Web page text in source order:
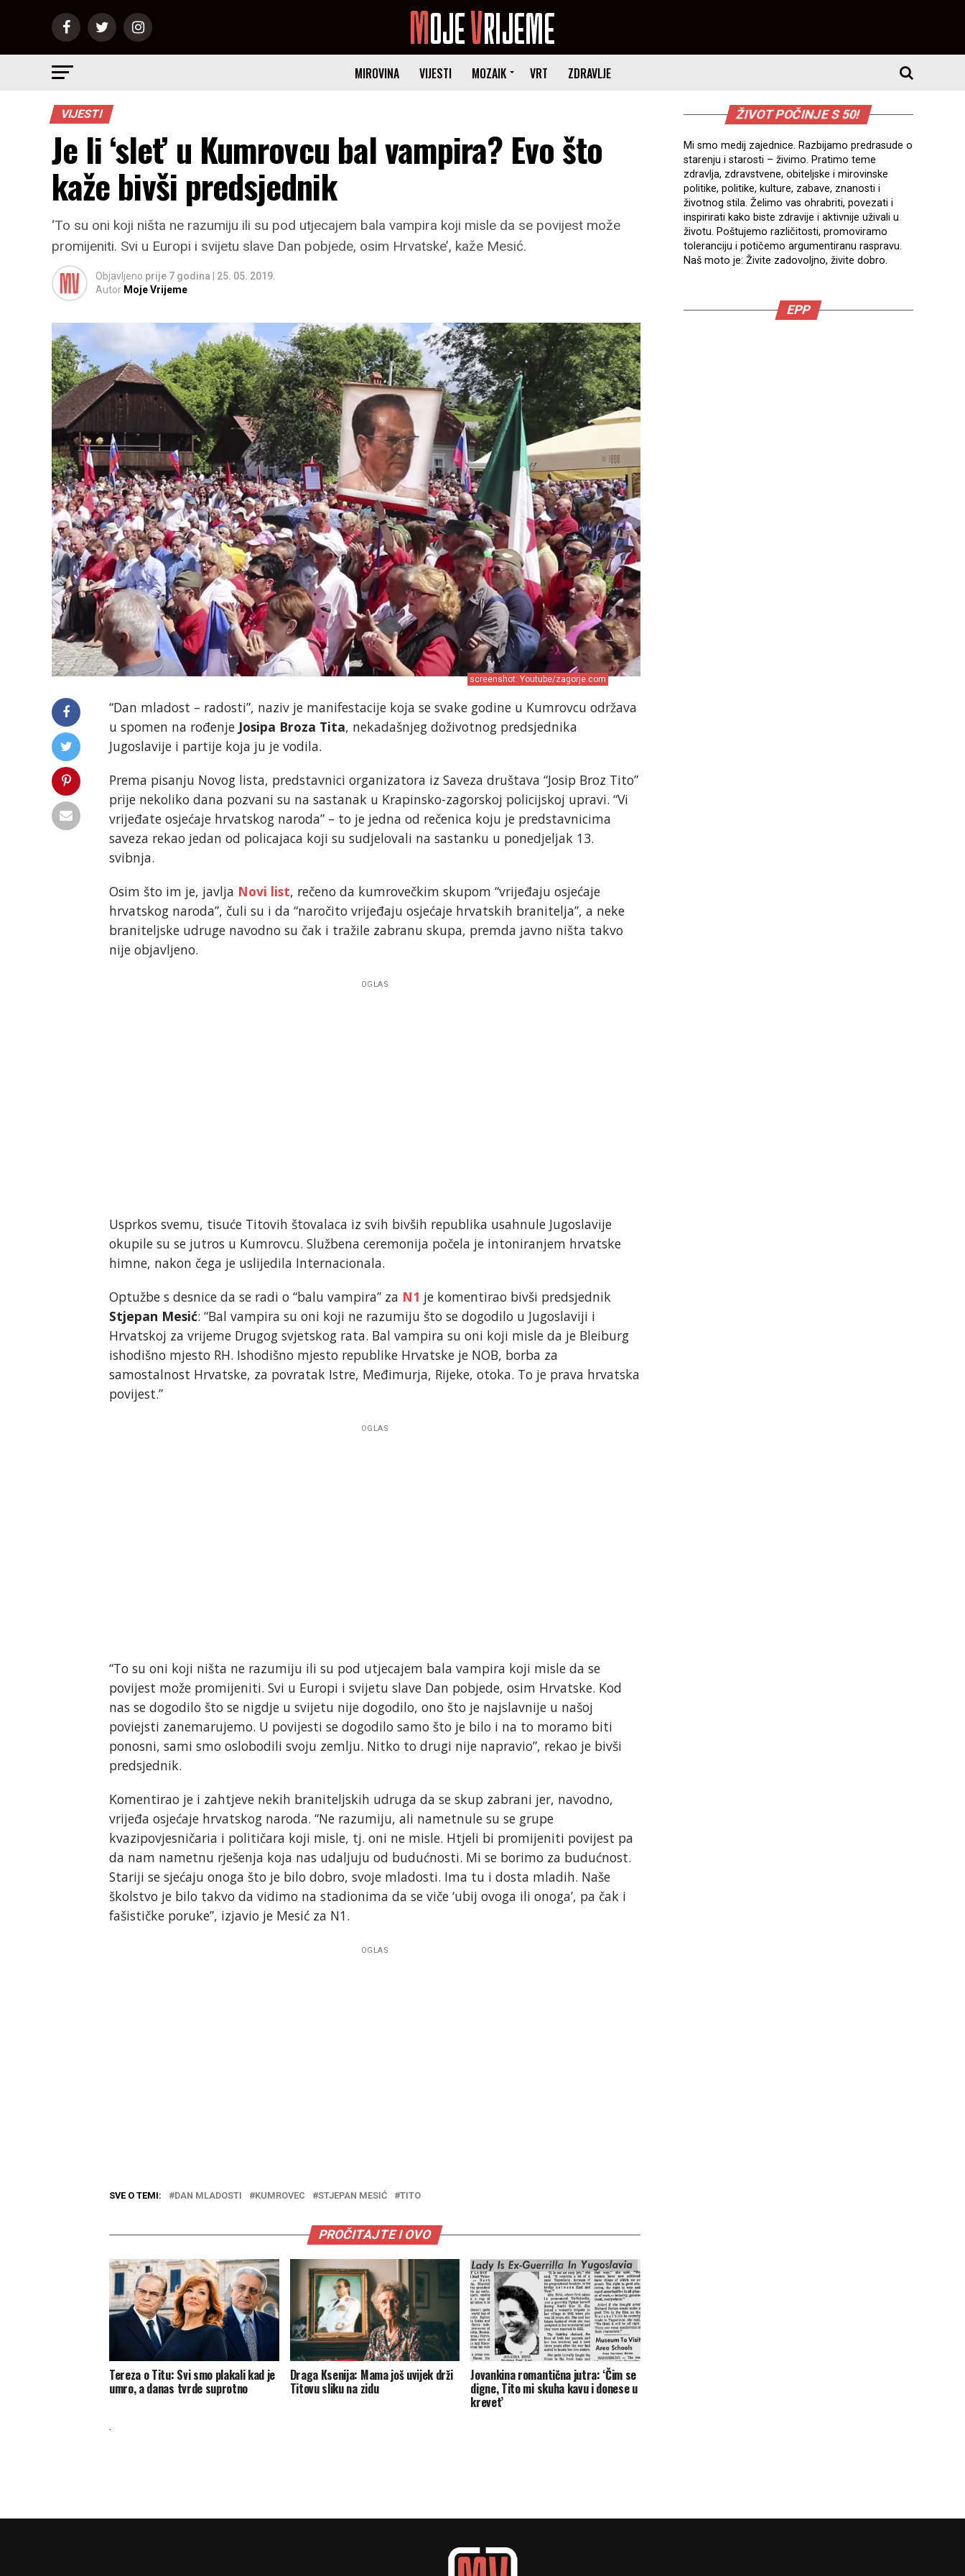
MIROVINA VIJESTI MOZAIK VRT ZDRAVLJE
VIJESTI
Je li ‘slet’ u Kumrovcu bal vampira? Evo što
kaže bivši predsjednik
‘To su oni koji ništa ne razumiju ili su pod utjecajem bala vampira koji misle da se povijest može
promijeniti. Svi u Europi i svijetu slave Dan pobjede, osim Hrvatske’, kaže Mesić.
Objavljeno prije 7 godina
25. 05. 2019.
Autor Moje Vrijeme
screenshot: Youtube/zagorje.com
“Dan mladost – radosti”, naziv je manifestacije koja se svake godine u Kumrovcu održava
u spomen na rođenje Josipa Broza Tita, nekadašnjeg doživotnog predsjednika
Jugoslavije i partije koja ju je vodila.
Prema pisanju Novog lista, predstavnici organizatora iz Saveza društava “Josip Broz Tito”
prije nekoliko dana pozvani su na sastanak u Krapinsko-zagorskoj policijskoj upravi. “Vi
vrijeđate osjećaje hrvatskog naroda” – to je jedna od rečenica koju je predstavnicima
saveza rekao jedan od policajaca koji su sudjelovali na sastanku u ponedjeljak 13.
svibnja.
Osim što im je, javlja Novi list, rečeno da kumrovečkim skupom “vrijeđaju osjećaje
hrvatskog naroda”, čuli su i da “naročito vrijeđaju osjećaje hrvatskih branitelja”, a neke
braniteljske udruge navodno su čak i tražile zabranu skupa, premda javno ništa takvo
nije objavljeno.
OGLAS
Usprkos svemu, tisuće Titovih štovalaca iz svih bivših republika usahnule Jugoslavije
okupile su se jutros u Kumrovcu. Službena ceremonija počela je intoniranjem hrvatske
himne, nakon čega je uslijedila Internacionala.
Optužbe s desnice da se radi o “balu vampira” za N1 je komentirao bivši predsjednik
Stjepan Mesić: “Bal vampira su oni koji ne razumiju što se dogodilo u Jugoslaviji i
Hrvatskoj za vrijeme Drugog svjetskog rata. Bal vampira su oni koji misle da je Bleiburg
ishodišno mjesto RH. Ishodišno mjesto republike Hrvatske je NOB, borba za
samostalnost Hrvatske, za povratak Istre, Međimurja, Rijeke, otoka. To je prava hrvatska
povijest.”
OGLAS
“To su oni koji ništa ne razumiju ili su pod utjecajem bala vampira koji misle da se
povijest može promijeniti. Svi u Europi i svijetu slave Dan pobjede, osim Hrvatske. Kod
nas se dogodilo što se nigdje u svijetu nije dogodilo, ono što je najslavnije u našoj
poviejsti zanemarujemo. U povijesti se dogodilo samo što je bilo i na to moramo biti
ponosni, sami smo oslobodili svoju zemlju. Nitko to drugi nije napravio”, rekao je bivši
predsjednik.
Komentirao je i zahtjeve nekih braniteljskih udruga da se skup zabrani jer, navodno,
vrijeđa osjećaje hrvatskog naroda. “Ne razumiju, ali nametnule su se grupe
kvazipovjesničaria i političara koji misle, tj. oni ne misle. Htjeli bi promijeniti povijest pa
da nam nametnu rješenja koja nas udaljuju od budućnosti. Mi se borimo za budućnost.
Stariji se sjećaju onoga što je bilo dobro, svoje mladosti. Ima tu i dosta mladih. Naše
školstvo je bilo takvo da vidimo na stadionima da se viče ‘ubij ovoga ili onoga’, pa čak i
fašističke poruke”, izjavio je Mesić za N1.
OGLAS
SVE O TEMI: DAN MLADOSTI KUMROVEC STJEPAN MESIĆ TITO
PROČITAJTE I OVO
Tereza o Titu: Svi smo plakali kad je
umro, a danas tvrde suprotno
Draga Ksenija: Mama još uvijek drži
Titovu sliku na zidu
Jovankina romantična jutra: ‘Čim se
digne, Tito mi skuha kavu i donese u
krevet’
.
ŽIVOT POČINJE S 50!
Mi smo medij zajednice. Razbijamo predrasude o
starenju i starosti – živimo. Pratimo teme
zdravlja, zdravstvene, obiteljske i mirovinske
politike, politike, kulture, zabave, znanosti i
životnog stila. Želimo vas ohrabriti, povezati i
inspirirati kako biste zdravije i aktivnije uživali u
životu. Poštujemo različitosti, promoviramo
toleranciju i potičemo argumentiranu raspravu.
Naš moto je: Živite zadovoljno, živite dobro.
EPP